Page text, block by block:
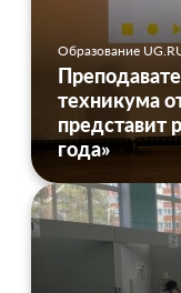
Образование
техникума
представит
года»